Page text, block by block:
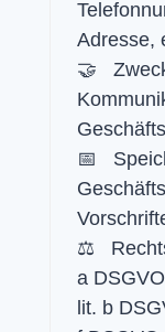
Adresse,
🤝
📅
⚖️
a
lit. b